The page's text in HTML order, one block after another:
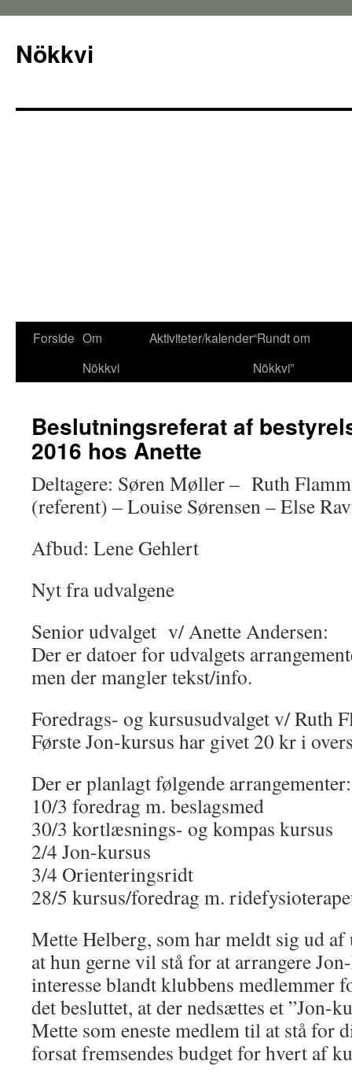
Nökkvi
Forside Om
Nökkvi
Aktiviteter/kalender“Rundt om
Nökkvi”
Beslutningsreferat af
2016 hos Anette
Deltagere: Søren Møller – Ruth
(referent) – Louise Sørensen – Else
Afbud: Lene Gehlert
Nyt fra udvalgene
Senior udvalget v/ Anette Andersen:
Der er datoer for udvalgets
men der mangler tekst/info.
Foredrags- og kursusudvalget v/ Ruth
Første Jon-kursus har givet 20 kr i
Der er planlagt følgende arrangementer:
10/3 foredrag m. beslagsmed
30/3 kortlæsnings- og kompas kursus
2/4 Jon-kursus
3/4 Orienteringsridt
28/5 kursus/foredrag m.
Mette Helberg, som har meldt sig ud af
at hun gerne vil stå for at arrangere
interesse blandt klubbens medlemmer
det besluttet, at der nedsættes et ”Jon-
Mette som eneste medlem til at stå for
forsat fremsendes budget for hvert af